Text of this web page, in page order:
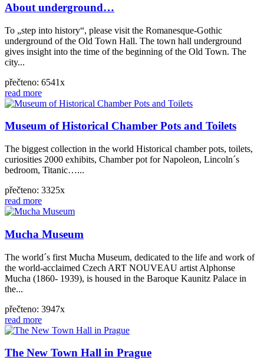
About underground…
To „step into history“, please visit the Romanesque-Gothic
underground of the Old Town Hall. The town hall underground
gives insight into the time of the beginning of the Old Town. The
city...
přečteno: 6541x
read more
Museum of Historical Chamber Pots and Toilets
The biggest collection in the world Historical chamber pots, toilets,
curiosities 2000 exhibits, Chamber pot for Napoleon, Lincoln´s
bedroom, Titanic…...
přečteno: 3325x
read more
Mucha Museum
The world´s first Mucha Museum, dedicated to the life and work of
the world-acclaimed Czech ART NOUVEAU artist Alphonse
Mucha (1860- 1939), is housed in the Baroque Kaunitz Palace in
the...
přečteno: 3947x
read more
The New Town Hall in Prague